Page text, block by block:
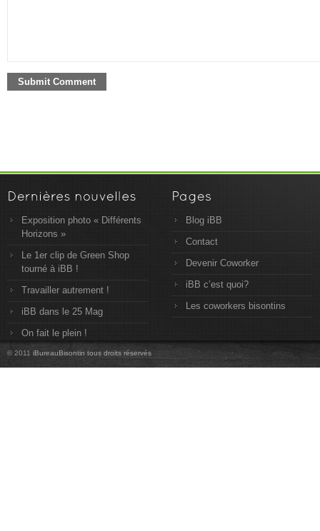
Exposition photo « Différents
Horizons »
Le 1er clip de Green Shop
tourné à iBB !
Travailler autrement !
iBB dans le 25 Mag
On fait le plein !
Blog iBB
Contact
Devenir Coworker
iBB c’est quoi?
Les coworkers bisontins
© 2011 iBureauBisontin tous droits réservés